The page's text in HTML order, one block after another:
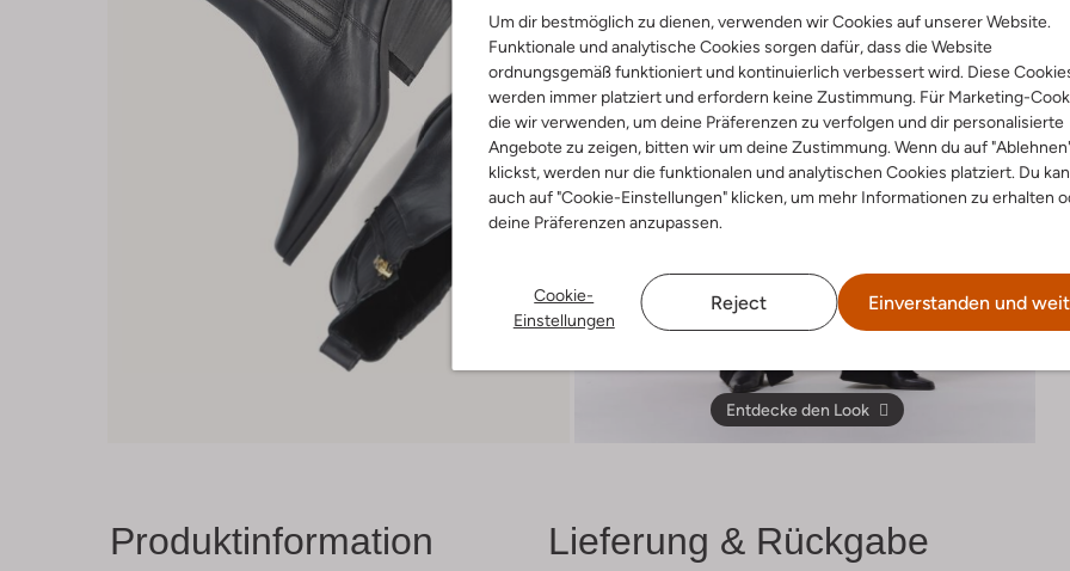
Um dir bestmöglich zu dienen, verwenden wir Cookies auf unserer Website.
Funktionale und analytische Cookies sorgen dafür, dass die Website
ordnungsgemäß funktioniert und kontinuierlich verbessert wird. Diese
werden immer platziert und erfordern keine Zustimmung. Für Marketing-
die wir verwenden, um deine Präferenzen zu verfolgen und dir personalisierte
Angebote zu zeigen, bitten wir um deine Zustimmung. Wenn du auf
klickst, werden nur die funktionalen und analytischen Cookies platziert. Du
auch auf "Cookie-Einstellungen" klicken, um mehr Informationen zu erhalten
deine Präferenzen anzupassen.
Cookie-
Einstellungen
Reject Einverstanden und
Entdecke den Look
Produktinformation Lieferung & Rückgabe